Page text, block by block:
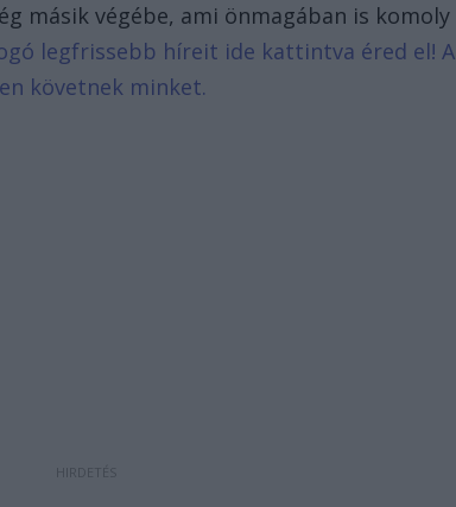
másik végébe, ami önmagában is komoly
legfrissebb híreit ide kattintva éred el! A
követnek minket.